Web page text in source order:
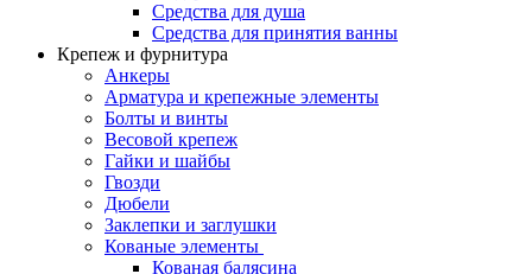
Средства для душа
Средства для принятия ванны
Крепеж и фурнитура
Анкеры
Арматура и крепежные элементы
Болты и винты
Весовой крепеж
Гайки и шайбы
Гвозди
Дюбели
Заклепки и заглушки
Кованые элементы
Кованая балясина